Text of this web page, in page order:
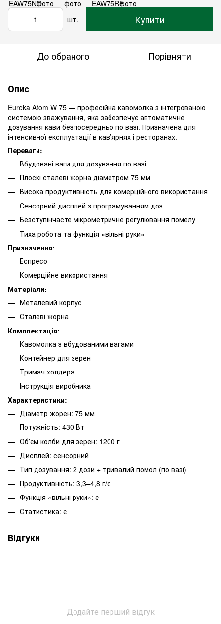
шт. Купити
До обраного Порівняти
Опис
Eureka Atom W 75 — професійна кавомолка з інтегрованою
системою зважування, яка забезпечує автоматичне
дозування кави безпосередньо по вазі. Призначена для
інтенсивної експлуатації в кавʼярнях і ресторанах.
Переваги:
Вбудовані ваги для дозування по вазі
Плоскі сталеві жорна діаметром 75 мм
Висока продуктивність для комерційного використання
Сенсорний дисплей з програмуванням доз
Безступінчасте мікрометричне регулювання помелу
Тиха робота та функція «вільні руки»
Призначення:
Еспресо
Комерційне використання
Матеріали:
Металевий корпус
Сталеві жорна
Комплектація:
Кавомолка з вбудованими вагами
Контейнер для зерен
Тримач холдера
Інструкція виробника
Характеристики:
Діаметр жорен: 75 мм
Потужність: 430 Вт
Обʼєм колби для зерен: 1200 г
Дисплей: сенсорний
Тип дозування: 2 дози + тривалий помол (по вазі)
Продуктивність: 3,3–4,8 г/с
Функція «вільні руки»: є
Статистика: є
Відгуки
Додайте перший відгук